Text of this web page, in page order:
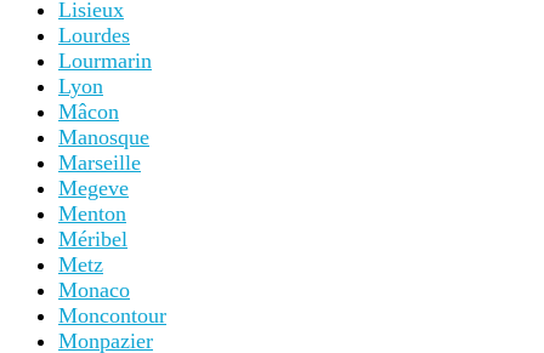
Lisieux
Lourdes
Lourmarin
Lyon
Mâcon
Manosque
Marseille
Megeve
Menton
Méribel
Metz
Monaco
Moncontour
Monpazier